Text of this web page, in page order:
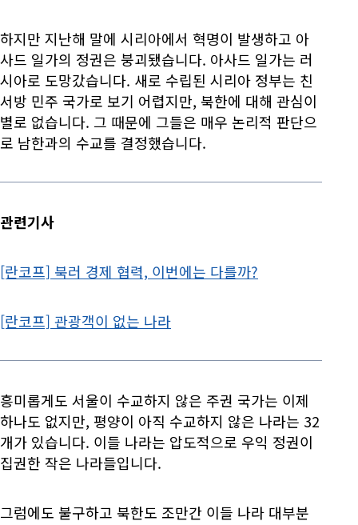
하지만 지난해 말에 시리아에서 혁명이 발생하고 아
사드 일가의 정권은 붕괴됐습니다. 아사드 일가는 러
시아로 도망갔습니다. 새로 수립된 시리아 정부는 친
서방 민주 국가로 보기 어렵지만, 북한에 대해 관심이
별로 없습니다. 그 때문에 그들은 매우 논리적 판단으
로 남한과의 수교를 결정했습니다.
관련기사
[란코프] 북러 경제 협력, 이번에는 다를까?
[란코프] 관광객이 없는 나라
흥미롭게도 서울이 수교하지 않은 주권 국가는 이제
하나도 없지만, 평양이 아직 수교하지 않은 나라는 32
개가 있습니다. 이들 나라는 압도적으로 우익 정권이
집권한 작은 나라들입니다.
그럼에도 불구하고 북한도 조만간 이들 나라 대부분